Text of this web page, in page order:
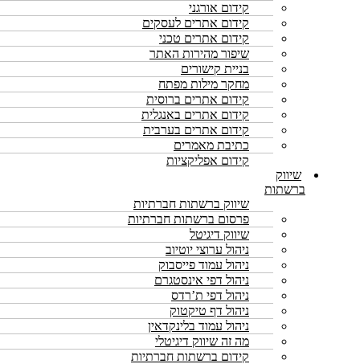
קידום אורגני
קידום אתרים לעסקים
קידום אתרים טכני
שיפור מהירות האתר
בניית קישורים
מחקר מילות מפתח
קידום אתרים ברוסית
קידום אתרים באנגלית
קידום אתרים בערבית
כתיבת מאמרים
קידום אפליקציות
שיווק
ברשתות
שיווק ברשתות חברתיות
פרסום ברשתות חברתיות
שיווק דיגיטל
ניהול ערוצי יוטיוב
ניהול עמוד פייסבוק
ניהול דפי אינסטגרם
ניהול דפי ת’רדס
ניהול דף טיקטוק
ניהול עמוד בלינקדאין
מה זה שיווק דיגיטלי
קידום ברשתות חברתיות